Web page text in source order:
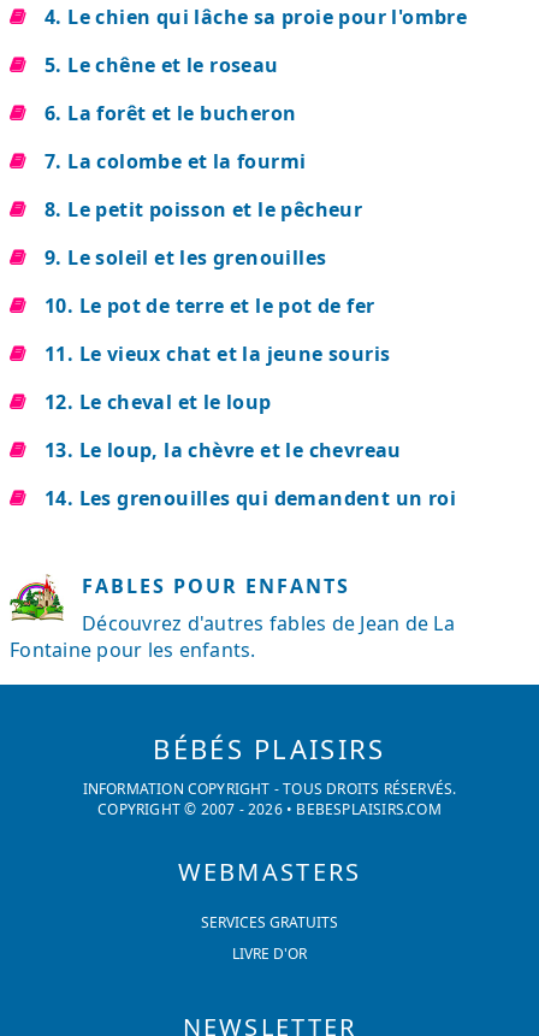
4. Le chien qui lâche sa proie pour l'ombre
5. Le chêne et le roseau
6. La forêt et le bucheron
7. La colombe et la fourmi
8. Le petit poisson et le pêcheur
9. Le soleil et les grenouilles
10. Le pot de terre et le pot de fer
11. Le vieux chat et la jeune souris
12. Le cheval et le loup
13. Le loup, la chèvre et le chevreau
14. Les grenouilles qui demandent un roi
FABLES POUR ENFANTS
Découvrez d'autres fables de Jean de La
Fontaine pour les enfants.
BÉBÉS PLAISIRS
INFORMATION COPYRIGHT - TOUS DROITS RÉSERVÉS.
COPYRIGHT © 2007 -2026• BEBESPLAISIRS.COM
WEBMASTERS
SERVICES GRATUITS
LIVRE D'OR
NEWSLETTER